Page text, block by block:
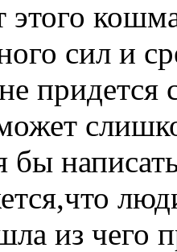
этого
сил и
придется
бы
из чего